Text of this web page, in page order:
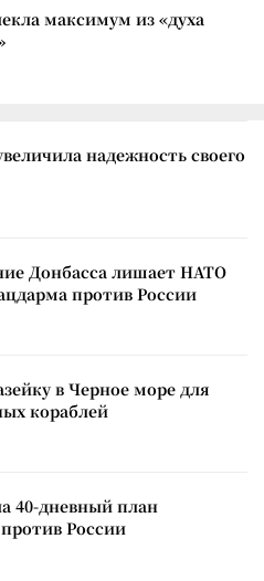
максимум из «духа
надежность своего
Донбасса лишает НАТО
против России
в Черное море для
кораблей
40-дневный план
России